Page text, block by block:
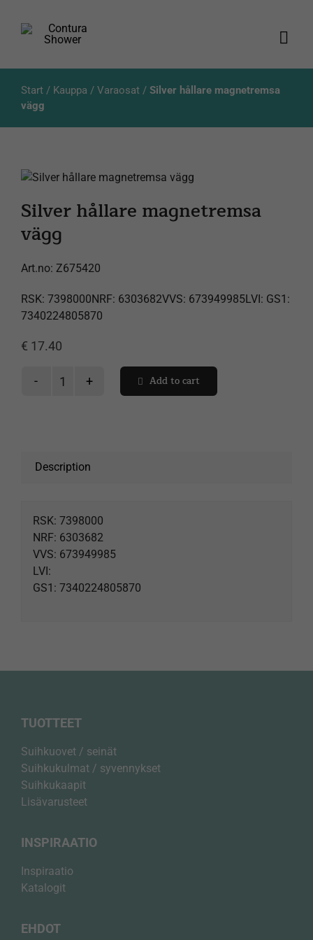
Luettelot
Tietoja meistä
Asiakaspalvelu
Products
search
Ostoskori
Start/ Kauppa / Varaosat/ Silver hållare magnetremsa
vägg
Silver hållare magnetremsa
vägg
Art.no: Z675420
RSK: 7398000NRF: 6303682VVS: 673949985LVI: GS1:
7340224805870
€ 17.40
Silver
quantity
Add to cart
Description
RSK: 7398000
NRF: 6303682
VVS: 673949985
LVI:
GS1: 7340224805870
TUOTTEET
Suihkuovet / seinät
Suihkukulmat / syvennykset
Suihkukaapit
Lisävarusteet
INSPIRAATIO
Inspiraatio
Katalogit
EHDOT